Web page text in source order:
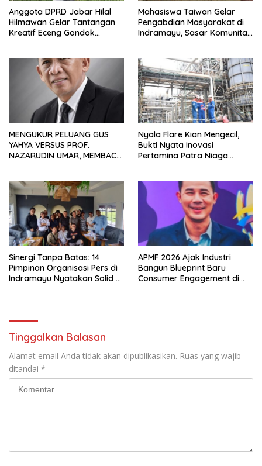
Anggota DPRD Jabar Hilal
Hilmawan Gelar Tantangan
Kreatif Eceng Gondok
Mahasiswa Taiwan Gelar
Pengabdian Masyarakat di
Indramayu, Sasar Komunitas
MENGUKUR PELUANG GUS
YAHYA VERSUS PROF.
NAZARUDIN UMAR, MEMBACA
Nyala Flare Kian Mengecil,
Bukti Nyata Inovasi
Pertamina Patra Niaga
Sinergi Tanpa Batas: 14
Pimpinan Organisasi Pers di
Indramayu Nyatakan Solid di
APMF 2026 Ajak Industri
Bangun Blueprint Baru
Consumer Engagement di
Tinggalkan Balasan
Alamat email Anda tidak akan dipublikasikan. Ruas yang wajib
ditandai *